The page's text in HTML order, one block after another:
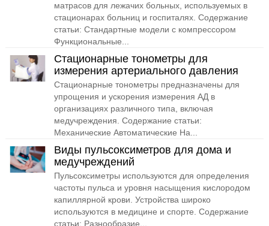
матрасов для лежачих больных, используемых в
стационарах больниц и госпиталях. Содержание
статьи: Стандартные модели с компрессором
Функциональные...
Стационарные тонометры для
измерения артериального давления
Стационарные тонометры предназначены для
упрощения и ускорения измерения АД в
организациях различного типа, включая
медучреждения. Содержание статьи:
Механические Автоматические На...
Виды пульсоксиметров для дома и
медучреждений
Пульсоксиметры используются для определения
частоты пульса и уровня насыщения кислородом
капиллярной крови. Устройства широко
используются в медицине и спорте. Содержание
статьи: Разнообразие...